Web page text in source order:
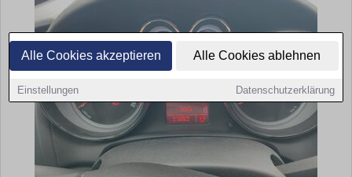
Alle Cookies akzeptieren Alle Cookies ablehnen
Einstellungen Datenschutzerklärung